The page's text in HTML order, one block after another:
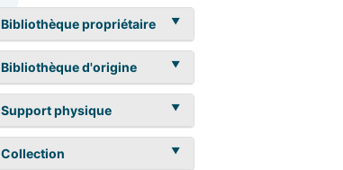
Bibliothèque propriétaire
Bibliothèque d'origine
Support physique
Collection